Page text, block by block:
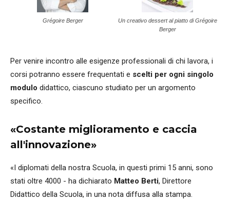
Grégoire Berger
Un creativo dessert al piatto di Grégoire
Berger
Per venire incontro alle esigenze professionali di chi lavora, i
corsi potranno essere frequentati e scelti per ogni singolo
modulo didattico, ciascuno studiato per un argomento
specifico.
«Costante miglioramento e caccia
all'innovazione»
«I diplomati della nostra Scuola, in questi primi 15 anni, sono
stati oltre 4000 - ha dichiarato Matteo Berti, Direttore
Didattico della Scuola, in una nota diffusa alla stampa.